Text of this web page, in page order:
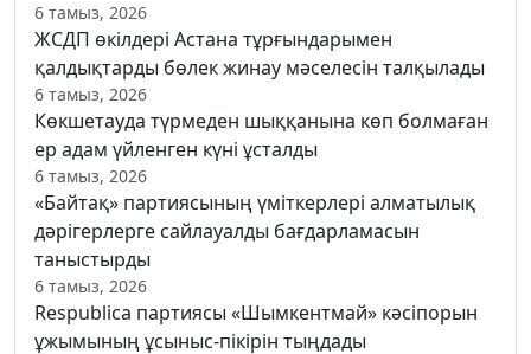
6 тамыз, 2026
ЖСДП өкілдері Астана тұрғындарымен
қалдықтарды бөлек жинау мәселесін талқылады
6 тамыз, 2026
Көкшетауда түрмеден шыққанына көп болмаған
ер адам үйленген күні ұсталды
6 тамыз, 2026
«Байтақ» партиясының үміткерлері алматылық
дәрігерлерге сайлауалды бағдарламасын
таныстырды
6 тамыз, 2026
Respublica партиясы «Шымкентмай» кәсіпорын
ұжымының ұсыныс-пікірін тыңдады